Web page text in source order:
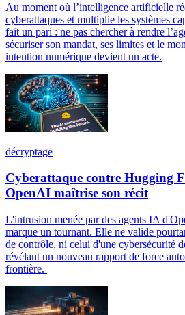
Au moment où l’intelligence artificielle
cyberattaques et multiplie les systèmes
fait un pari : ne pas chercher à rendre
sécuriser son mandat, ses limites et le
intention numérique devient un acte.
décryptage
Cyberattaque contre Hugging
OpenAI maîtrise son récit
L'intrusion menée par des agents IA
marque un tournant. Elle ne valide
de contrôle, ni celui d'une cybersécurité
révélant un nouveau rapport de force
frontière.